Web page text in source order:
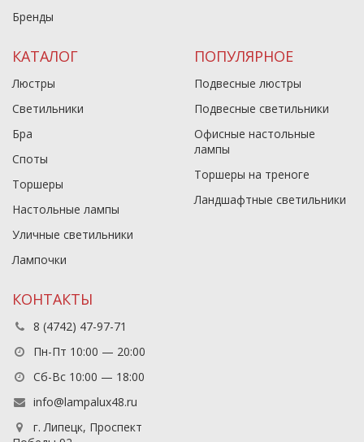
Бренды
КАТАЛОГ
Люстры
Светильники
Бра
Споты
Торшеры
Настольные лампы
Уличные светильники
Лампочки
ПОПУЛЯРНОЕ
Подвесные люстры
Подвесные светильники
Офисные настольные
лампы
Торшеры на треноге
Ландшафтные светильники
КОНТАКТЫ
8 (4742) 47-97-71
Пн-Пт 10:00 — 20:00
Сб-Вс 10:00 — 18:00
info@lampalux48.ru
г. Липецк, Проспект